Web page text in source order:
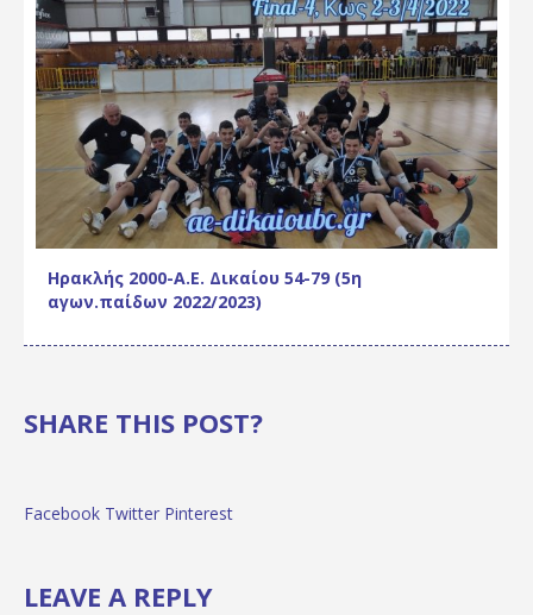
Ηρακλής 2000-Α.Ε. Δικαίου 54-79 (5η
αγων.παίδων 2022/2023)
SHARE THIS POST?
Facebook Twitter Pinterest
LEAVE A REPLY